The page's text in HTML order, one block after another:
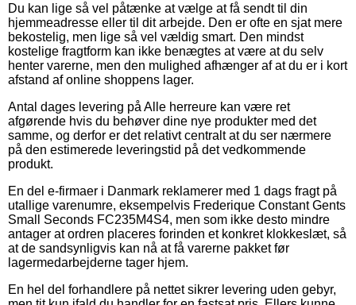
Du kan lige så vel påtænke at vælge at få sendt til din
hjemmeadresse eller til dit arbejde. Den er ofte en sjat mere
bekostelig, men lige så vel vældig smart. Den mindst
kostelige fragtform kan ikke benægtes at være at du selv
henter varerne, men den mulighed afhænger af at du er i kort
afstand af online shoppens lager.
Antal dages levering på Alle herreure kan være ret
afgørende hvis du behøver dine nye produkter med det
samme, og derfor er det relativt centralt at du ser nærmere
på den estimerede leveringstid på det vedkommende
produkt.
En del e-firmaer i Danmark reklamerer med 1 dags fragt på
utallige varenumre, eksempelvis Frederique Constant Gents
Small Seconds FC235M4S4, men som ikke desto mindre
antager at ordren placeres forinden et konkret klokkeslæt, så
at de sandsynligvis kan nå at få varerne pakket før
lagermedarbejderne tager hjem.
En hel del forhandlere på nettet sikrer levering uden gebyr,